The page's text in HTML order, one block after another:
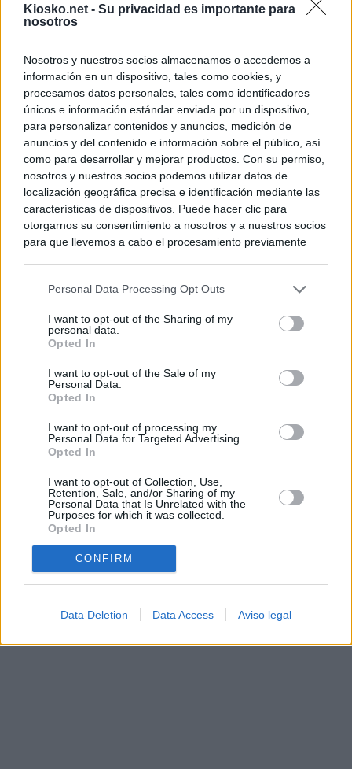
Kiosko.net - Su privacidad es importante para
nosotros
Nosotros y nuestros socios almacenamos o accedemos a
información en un dispositivo, tales como cookies, y
procesamos datos personales, tales como identificadores
únicos e información estándar enviada por un dispositivo,
para personalizar contenidos y anuncios, medición de
anuncios y del contenido e información sobre el público, así
como para desarrollar y mejorar productos. Con su permiso,
nosotros y nuestros socios podemos utilizar datos de
localización geográfica precisa e identificación mediante las
características de dispositivos. Puede hacer clic para
otorgarnos su consentimiento a nosotros y a nuestros socios
para que llevemos a cabo el procesamiento previamente
negar su consentimiento. Tenga en cuenta que algún
de su consentimiento, pero usted tiene el derecho de
rechazar tal procesamiento. Sus preferencias se aplicarán
cualquier momento entrando de nuevo en este sitio web o
visitando nuestra política de privacidad.
Personal Data Processing Opt Outs
I want to opt-out of the Sharing of my
personal data.
Opted In
I want to opt-out of the Sale of my
Personal Data.
Opted In
I want to opt-out of processing my
Personal Data for Targeted Advertising.
Opted In
I want to opt-out of Collection, Use,
Retention, Sale, and/or Sharing of my
Personal Data that Is Unrelated with the
Purposes for which it was collected.
Opted In
CONFIRM
Data Deletion Data Access Aviso legal